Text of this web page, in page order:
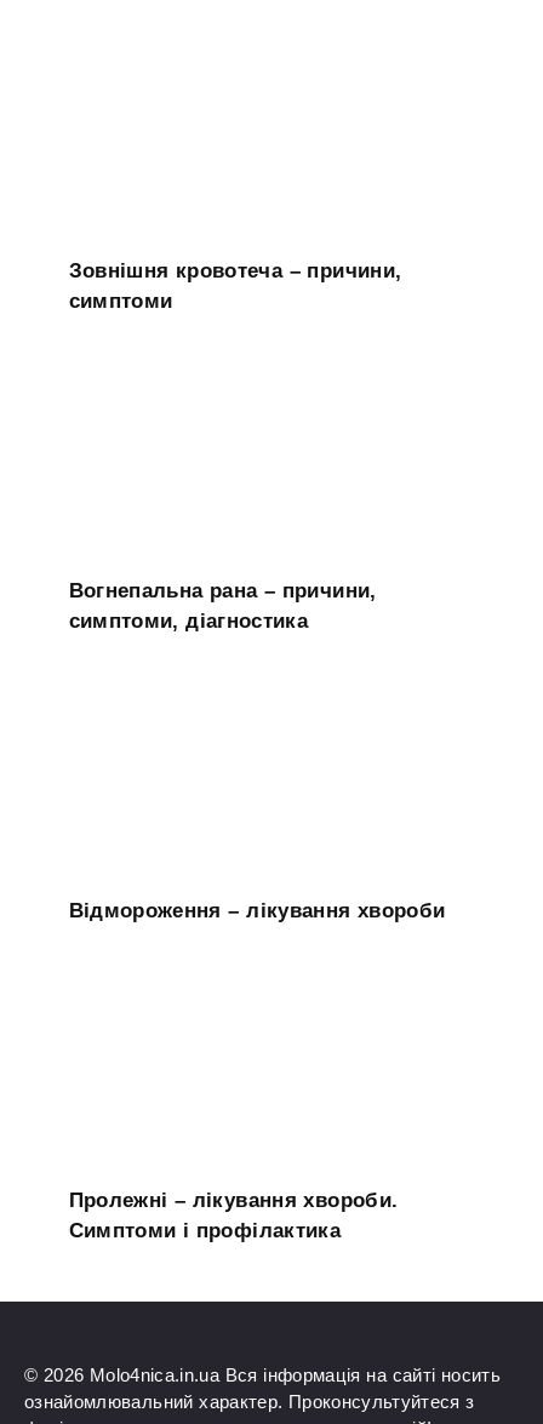
Зовнішня кровотеча – причини,
симптоми
Вогнепальна рана – причини,
симптоми, діагностика
Відмороження – лікування хвороби
Пролежні – лікування хвороби.
Симптоми і профілактика
© 2026 Molo4nica.in.ua Вся інформація на сайті носить
ознайомлювальний характер. Проконсультуйтеся з